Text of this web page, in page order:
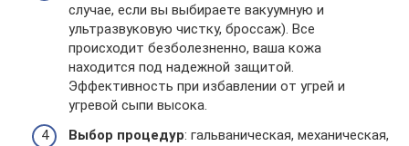
случае, если вы выбираете вакуумную и
ультразвуковую чистку, броссаж). Все
происходит безболезненно, ваша кожа
находится под надежной защитой.
Эффективность при избавлении от угрей и
угревой сыпи высока.
Выбор процедур: гальваническая, механическая,